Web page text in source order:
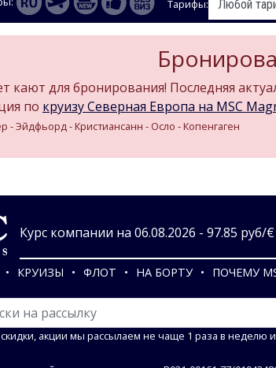
Тарифы:
кают для бронирования! Последняя
по круизу Северная Европа на MSC
- Эйдфьорд - Кристиансанн - Осло - Копенгаген
Курс компании на 06.08.2026 - 97.85 руб/€
КРУИЗЫ ФЛОТ НА БОРТУ ПОЧЕМУ
акции мы рассылаем не чаще 1 раза в неделю